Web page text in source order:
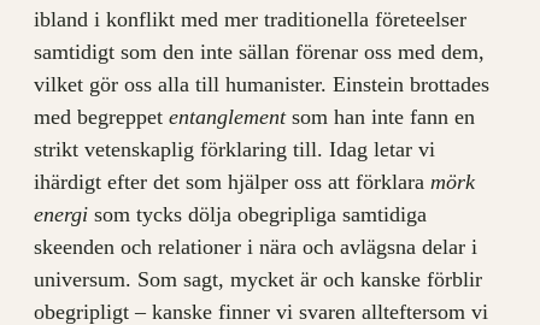
ibland i konflikt med mer traditionella företeelser
samtidigt som den inte sällan förenar oss med dem,
vilket gör oss alla till humanister. Einstein brottades
med begreppet entanglement som han inte fann en
strikt vetenskaplig förklaring till. Idag letar vi
ihärdigt efter det som hjälper oss att förklara mörk
energi som tycks dölja obegripliga samtidiga
skeenden och relationer i nära och avlägsna delar i
universum. Som sagt, mycket är och kanske förblir
obegripligt – kanske finner vi svaren allteftersom vi